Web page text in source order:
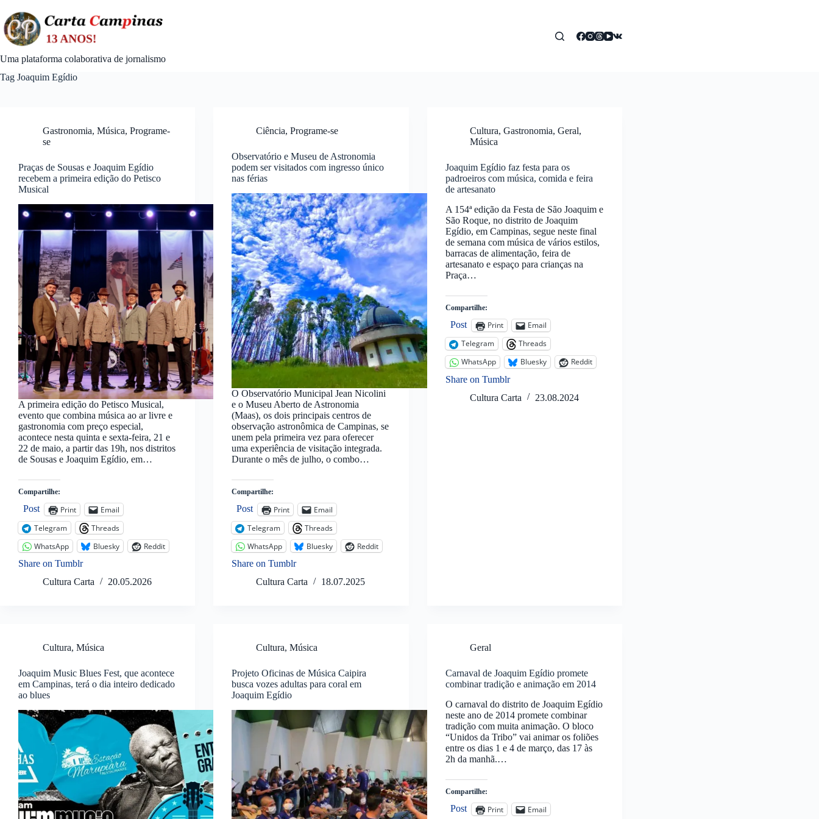
content
Uma plataforma colaborativa de jornalismo
Tag Joaquim Egídio
Gastronomia, Música, Programe-
se
Praças de Sousas e Joaquim Egídio
recebem a primeira edição do Petisco
Musical
A primeira edição do Petisco Musical,
evento que combina música ao ar livre e
gastronomia com preço especial,
acontece nesta quinta e sexta-feira, 21 e
22 de maio, a partir das 19h, nos distritos
de Sousas e Joaquim Egídio, em…
Compartilhe:
Post Print
Email
Telegram
Threads
WhatsApp
Bluesky
Reddit
Share on Tumblr
Cultura Carta
20.05.2026
Ciência,Programe-se
Observatório e Museu de Astronomia
podem ser visitados com ingresso único
nas férias
O Observatório Municipal Jean Nicolini
e o Museu Aberto de Astronomia
(Maas), os dois principais centros de
observação astronômica de Campinas, se
unem pela primeira vez para oferecer
uma experiência de visitação integrada.
Durante o mês de julho, o combo…
Compartilhe:
Post Print
Email
Telegram
Threads
WhatsApp
Bluesky
Reddit
Share on Tumblr
Cultura Carta
18.07.2025
Cultura, Gastronomia, Geral,
Música
Joaquim Egídio faz festa para os
padroeiros com música, comida e feira
de artesanato
A 154ª edição da Festa de São Joaquim e
São Roque, no distrito de Joaquim
Egídio, em Campinas, segue neste final
de semana com música de vários estilos,
barracas de alimentação, feira de
artesanato e espaço para crianças na
Praça…
Compartilhe:
Post Print
Email
Telegram
Threads
WhatsApp
Bluesky
Reddit
Share on Tumblr
Cultura Carta
23.08.2024
Cultura, Música
Joaquim Music Blues Fest, que acontece
em Campinas, terá o dia inteiro dedicado
ao blues
Cultura,Música
Projeto Oficinas de Música Caipira
busca vozes adultas para coral em
Joaquim Egídio
Geral
Carnaval de Joaquim Egídio promete
combinar tradição e animação em 2014
O carnaval do distrito de Joaquim Egídio
neste ano de 2014 promete combinar
tradição com muita animação. O bloco
“Unidos da Tribo” vai animar os foliões
entre os dias 1 e 4 de março, das 17 às
2h da manhã.…
Compartilhe:
Post Print
Email